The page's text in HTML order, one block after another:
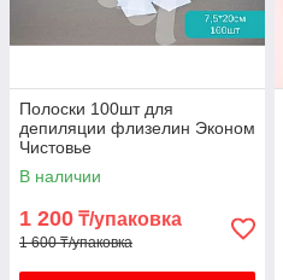
Полоски 100шт для
депиляции флизелин Эконом
Чистовье
В наличии
1 200 ₸/упаковка
1 600 ₸/упаковка